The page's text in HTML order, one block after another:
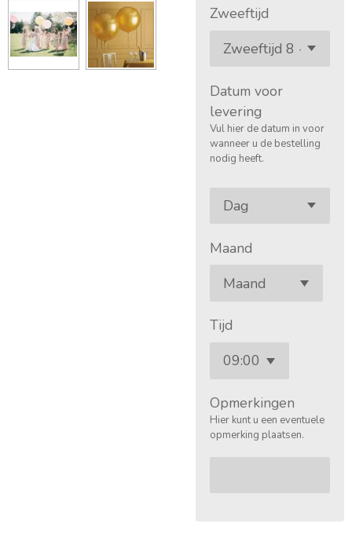
Zweeftijd
Datum voor
levering
Vul hier de datum in voor
wanneer u de bestelling
nodig heeft.
Maand
Tijd
Opmerkingen
Hier kunt u een eventuele
opmerking plaatsen.